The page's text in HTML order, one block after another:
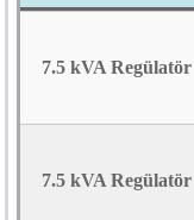
7.5 kVA Regülatör
7.5 kVA Regülatör